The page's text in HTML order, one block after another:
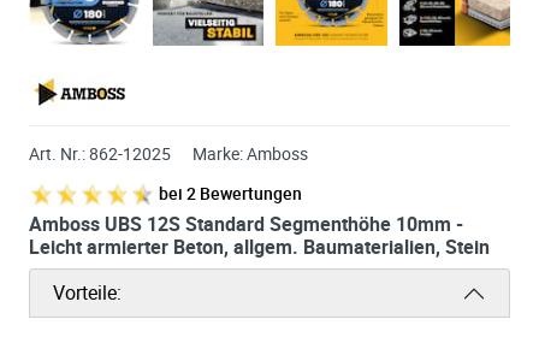
Art. Nr.:862-12025 Marke:Amboss
bei 2 Bewertungen
Amboss UBS 12S Standard Segmenthöhe 10mm -
Leicht armierter Beton, allgem. Baumaterialien, Stein
Vorteile: